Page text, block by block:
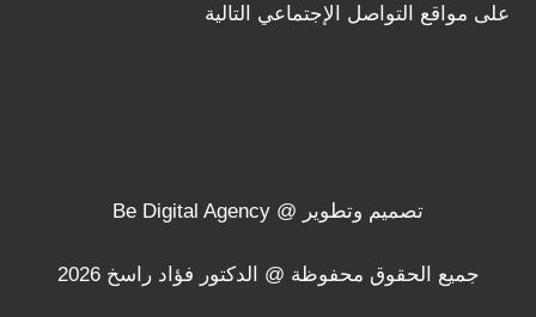
على مواقع التواصل الإجتماعي التالية
تصميم وتطوير @ Be Digital Agency
جميع الحقوق محفوظة @ الدكتور فؤاد راسخ 2026